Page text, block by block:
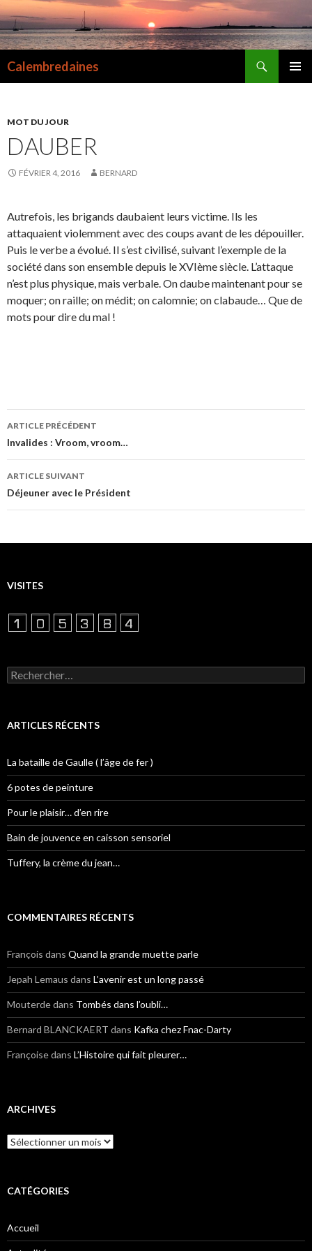
Calembredaines
MOT DU JOUR
DAUBER
FÉVRIER 4, 2016 BERNARD
Autrefois, les brigands daubaient leurs victime. Ils les
attaquaient violemment avec des coups avant de les dépouiller.
Puis le verbe a évolué. Il s’est civilisé, suivant l’exemple de la
société dans son ensemble depuis le XVIème siècle. L’attaque
n’est plus physique, mais verbale. On daube maintenant pour se
moquer; on raille; on médit; on calomnie; on clabaude… Que de
mots pour dire du mal !
Navigation
des
articles
ARTICLE PRÉCÉDENT
Invalides : Vroom, vroom…
ARTICLE SUIVANT
Déjeuner avec le Président
VISITES
Rechercher :
ARTICLES RÉCENTS
La bataille de Gaulle ( l’âge de fer )
6 potes de peinture
Pour le plaisir… d’en rire
Bain de jouvence en caisson sensoriel
Tuffery, la crème du jean…
COMMENTAIRES RÉCENTS
François dans Quand la grande muette parle
Jepah Lemaus dans L’avenir est un long passé
Mouterdedans Tombés dans l’oubli…
Bernard BLANCKAERT dans Kafka chez Fnac-Darty
Françoisedans L’Histoire qui fait pleurer…
ARCHIVES
Archives
CATÉGORIES
Accueil